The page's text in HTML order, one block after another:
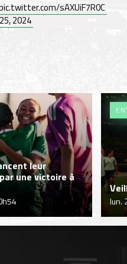
sAXUiF7R0C
2024
leur
une victoire à
lun.